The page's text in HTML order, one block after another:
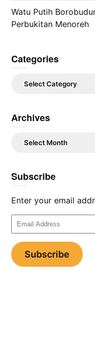
Watu Putih
Perbukitan Menoreh
Categories
Categories
Archives
Archives
Subscribe
Enter your email
Email
Address
Subscribe